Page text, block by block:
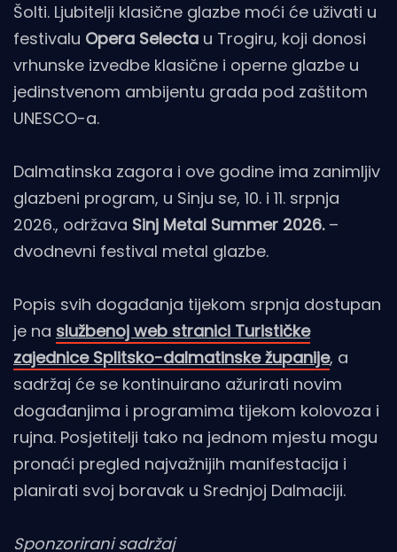
Šolti. Ljubitelji klasične glazbe moći će uživati u
festivalu Opera Selecta u Trogiru, koji donosi
vrhunske izvedbe klasične i operne glazbe u
jedinstvenom ambijentu grada pod zaštitom
UNESCO-a.
Dalmatinska zagora i ove godine ima zanimljiv
glazbeni program, u Sinju se, 10. i 11. srpnja
2026., održava Sinj Metal Summer 2026.–
dvodnevni festival metal glazbe.
Popis svih događanja tijekom srpnja dostupan
je na službenoj web stranici Turističke
zajednice Splitsko-dalmatinske županije, a
sadržaj će se kontinuirano ažurirati novim
događanjima i programima tijekom kolovoza i
rujna. Posjetitelji tako na jednom mjestu mogu
pronaći pregled najvažnijih manifestacija i
planirati svoj boravak u Srednjoj Dalmaciji.
Sponzorirani sadržaj